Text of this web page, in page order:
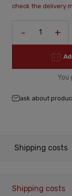
check the delivery
- +
You
ask about
Shipping costs
Shipping costs